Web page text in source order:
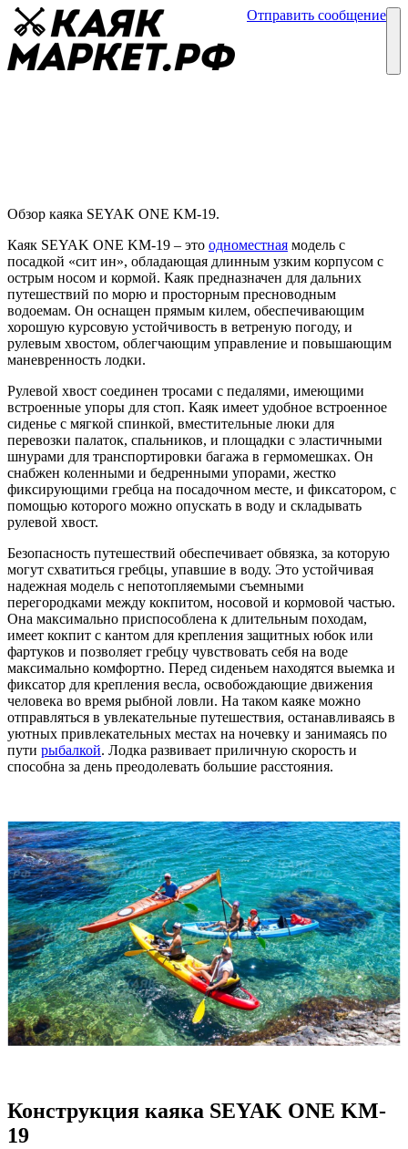
Отправить сообщение
Обзор каяка SEYAK ONE KM-19.
Каяк SEYAK ONE KM-19 – это одноместная модель с
посадкой «сит ин», обладающая длинным узким корпусом с
острым носом и кормой. Каяк предназначен для дальних
путешествий по морю и просторным пресноводным
водоемам. Он оснащен прямым килем, обеспечивающим
хорошую курсовую устойчивость в ветреную погоду, и
рулевым хвостом, облегчающим управление и повышающим
маневренность лодки.
Рулевой хвост соединен тросами с педалями, имеющими
встроенные упоры для стоп. Каяк имеет удобное встроенное
сиденье с мягкой спинкой, вместительные люки для
перевозки палаток, спальников, и площадки с эластичными
шнурами для транспортировки багажа в гермомешках. Он
снабжен коленными и бедренными упорами, жестко
фиксирующими гребца на посадочном месте, и фиксатором, с
помощью которого можно опускать в воду и складывать
рулевой хвост.
Безопасность путешествий обеспечивает обвязка, за которую
могут схватиться гребцы, упавшие в воду. Это устойчивая
надежная модель с непотопляемыми съемными
перегородками между кокпитом, носовой и кормовой частью.
Она максимально приспособлена к длительным походам,
имеет кокпит с кантом для крепления защитных юбок или
фартуков и позволяет гребцу чувствовать себя на воде
максимально комфортно. Перед сиденьем находятся выемка и
фиксатор для крепления весла, освобождающие движения
человека во время рыбной ловли. На таком каяке можно
отправляться в увлекательные путешествия, останавливаясь в
уютных привлекательных местах на ночевку и занимаясь по
пути рыбалкой. Лодка развивает приличную скорость и
способна за день преодолевать большие расстояния.
Конструкция каяка SEYAK ONE KM-
19